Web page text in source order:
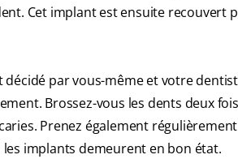
Cet implant est ensuite
par vous-même et votre
Brossez-vous les dents deux
Prenez également
implants demeurent en bon état.